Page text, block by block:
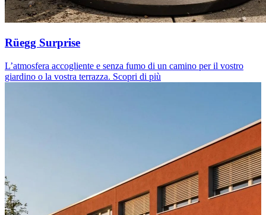
Rüegg Surprise
L’atmosfera accogliente e senza fumo di un camino per il vostro
giardino o la vostra terrazza. Scopri di più